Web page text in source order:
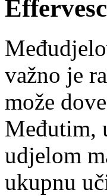
važno je
može
Međutim,
udjelom
ukupnu